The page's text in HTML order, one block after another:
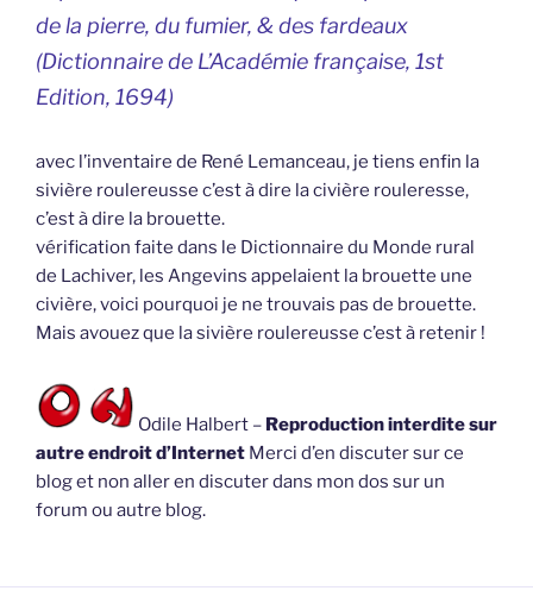
de la pierre, du fumier, & des fardeaux
(Dictionnaire de L’Académie française, 1st
Edition, 1694)
avec l’inventaire de René Lemanceau, je tiens enfin la
sivière roulereusse c’est à dire la civière rouleresse,
c’est à dire la brouette.
vérification faite dans le Dictionnaire du Monde rural
de Lachiver, les Angevins appelaient la brouette une
civière, voici pourquoi je ne trouvais pas de brouette.
Mais avouez que la sivière roulereusse c’est à retenir !
Odile Halbert – Reproduction interdite sur
autre endroit d’Internet Merci d’en discuter sur ce
blog et non aller en discuter dans mon dos sur un
forum ou autre blog.